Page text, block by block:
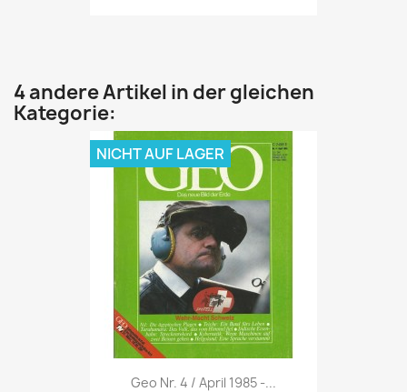
4 andere Artikel in der gleichen
Kategorie:
 Vorschau
Geo Nr. 4 / April 1985 -...
NICHT AUF LAGER